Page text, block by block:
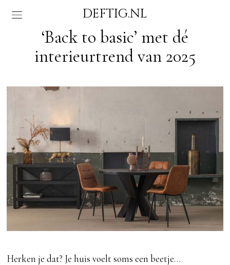
DEFTIG.NL
‘Back to basic’ met dé
interieurtrend van 2025
Herken je dat? Je huis voelt soms een beetje…